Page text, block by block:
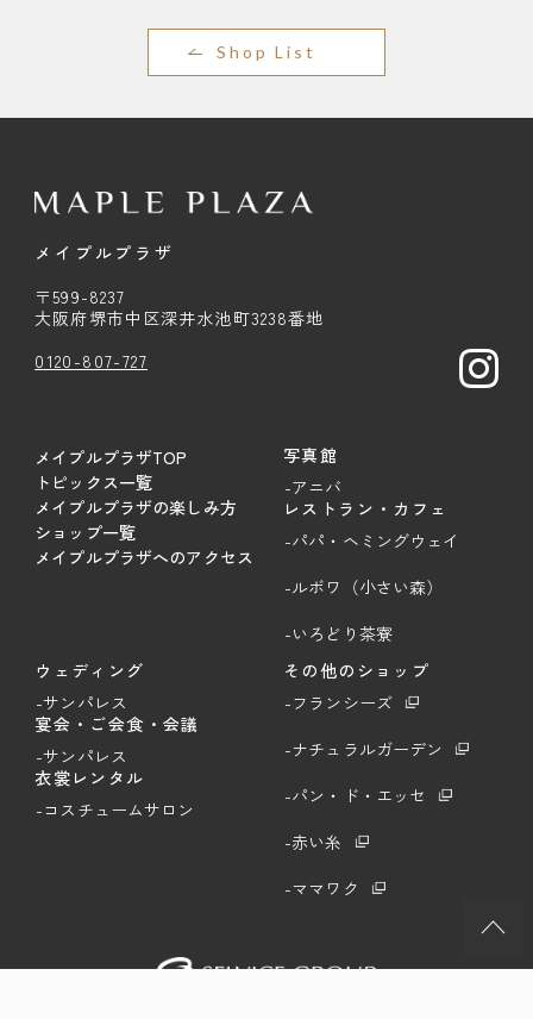
Shop List
メイプルプラザ
〒599-8237
大阪府堺市中区深井水池町3238番地
0120-807-727
メイプルプラザTOP
トピックス一覧
メイプルプラザの楽しみ方
ショップ一覧
メイプルプラザへのアクセス
写真館
-アニバ
レストラン・カフェ
-パパ・ヘミングウェイ
-ルボワ（小さい森）
-いろどり茶寮
ウェディング
-サンパレス
宴会・ご会食・会議
-サンパレス
衣裳レンタル
-コスチュームサロン
その他のショップ
-フランシーズ
-ナチュラルガーデン
-パン・ド・エッセ
-赤い糸
-ママワク